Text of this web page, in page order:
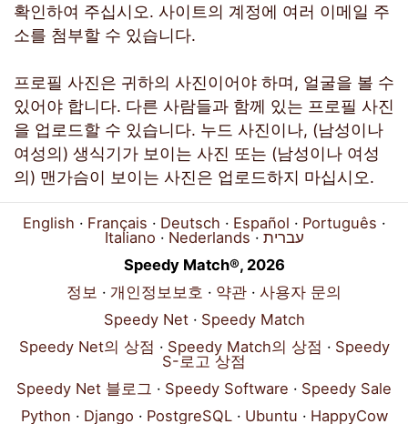
확인하여 주십시오. 사이트의 계정에 여러 이메일 주
소를 첨부할 수 있습니다.
프로필 사진은 귀하의 사진이어야 하며, 얼굴을 볼 수
있어야 합니다. 다른 사람들과 함께 있는 프로필 사진
을 업로드할 수 있습니다. 누드 사진이나, (남성이나
여성의) 생식기가 보이는 사진 또는 (남성이나 여성
의) 맨가슴이 보이는 사진은 업로드하지 마십시오.
English Français Deutsch Español
Português
Italiano
Nederlands
עברית
Speedy Match®, 2026
정보
개인정보보호 약관
사용자 문의
Speedy Net
Speedy Match
Speedy Net의 상점
Speedy Match의 상점
Speedy
S-로고 상점
Speedy Net 블로그
Speedy Software
Speedy Sale
Python
Django PostgreSQL Ubuntu HappyCow